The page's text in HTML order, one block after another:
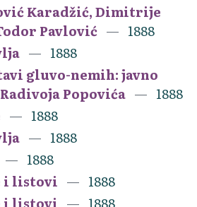
Karadžić, Dimitrije
Pavlović
1888
1888
gluvo-nemih: javno
Popovića
1888
1888
1888
1888
i listovi
1888
i listovi
1888